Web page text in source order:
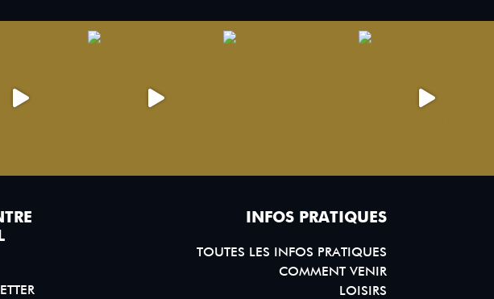
INFOS PRATIQUES
TOUTES LES INFOS PRATIQUES
COMMENT VENIR
LOISIRS